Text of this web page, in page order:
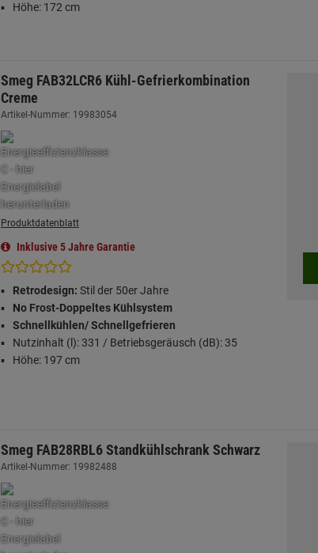
Höhe: 172 cm
Smeg FAB32LCR6 Kühl-Gefrierkombination
Creme
Artikel-Nummer: 19983054
Produktdatenblatt
Inklusive 5 Jahre Garantie
Retrodesign: Stil der 50er Jahre
No Frost-Doppeltes Kühlsystem
Schnellkühlen/ Schnellgefrieren
Nutzinhalt (l): 331 / Betriebsgeräusch (dB): 35
Höhe: 197 cm
Smeg FAB28RBL6 Standkühlschrank Schwarz
Artikel-Nummer: 19982488